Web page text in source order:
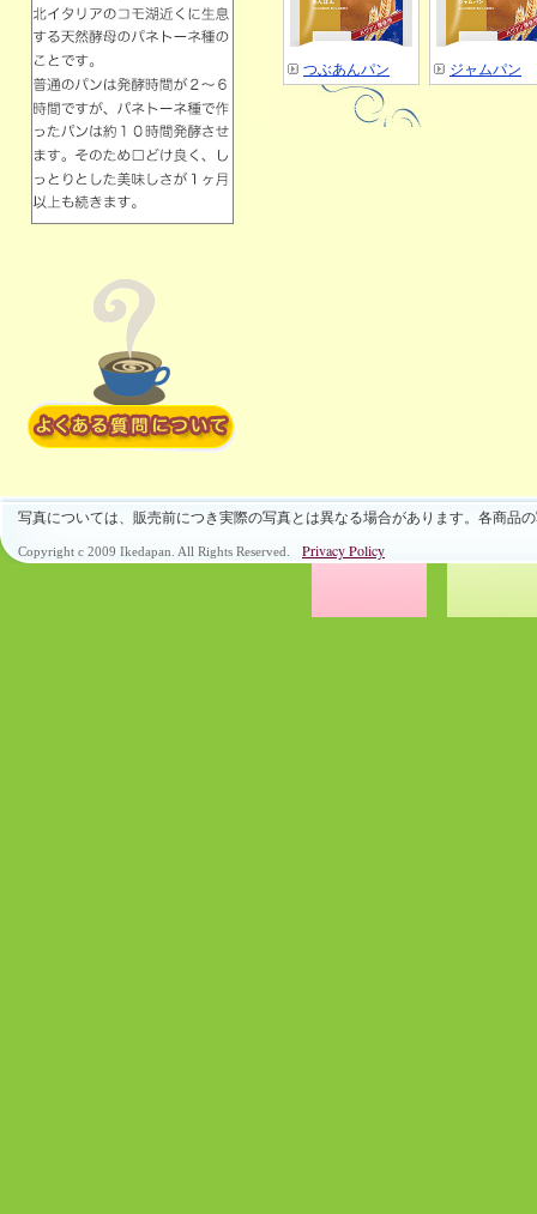
つぶあんパン ジャムパン
写真については、販売前につき実際の写真とは異なる場合があります。各商品
Copyright c 2009 Ikedapan. All Rights Reserved. Privacy Policy